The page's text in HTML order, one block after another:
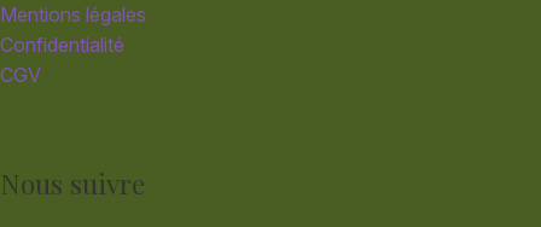
Mentions légales
Confidentialité
CGV
Nous suivre